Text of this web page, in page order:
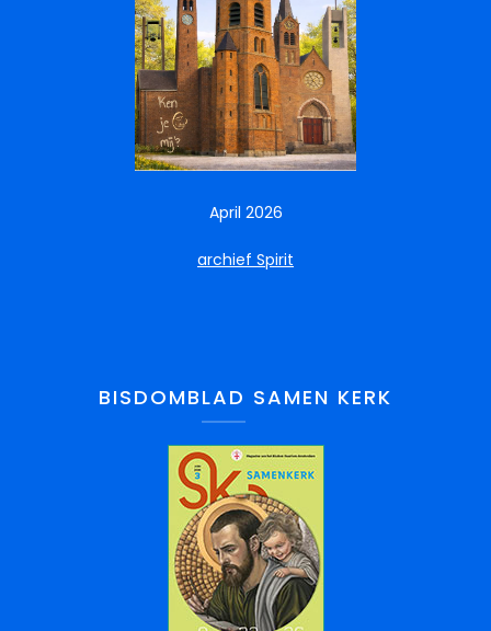
April 2026
archief Spirit
BISDOMBLAD SAMEN KERK